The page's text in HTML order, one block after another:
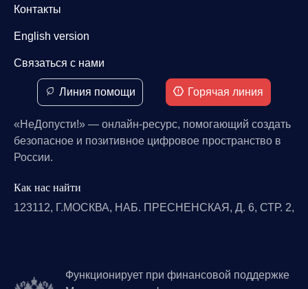
Контакты
English version
Связаться с нами
Линия помощи Горячая линия
«НеДопусти!» — онлайн-ресурс, помогающий создать
безопасное и позитивное цифровое пространство в
России.
Как нас найти
123112, Г.МОСКВА, НАБ. ПРЕСНЕНСКАЯ, Д. 6, СТР. 2,
Функционирует при финансовой поддержке